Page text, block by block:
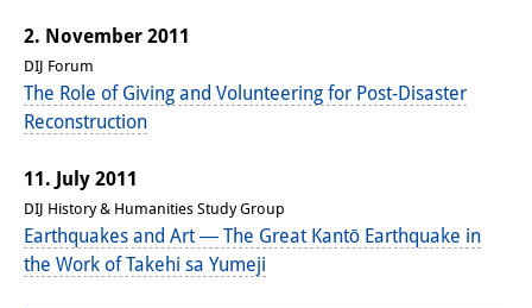
2. November 2011
DIJ Forum
The Role of Giving and Volunteering for Post-Disaster
Reconstruction
11. July 2011
DIJ History & Humanities Study Group
Earthquakes and Art ― The Great Kantō Earthquake in
the Work of Takehi sa Yumeji